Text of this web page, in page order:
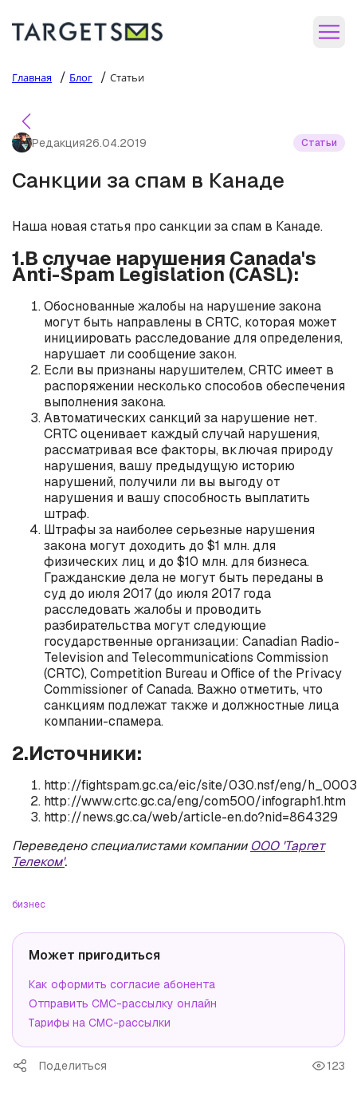
Главная / Блог / Статьи
Редакция26.04.2019 Статьи
Санкции за спам в Канаде
Наша новая статья про санкции за спам в Канаде.
1.В случае нарушения Canada's
Anti-Spam Legislation (CASL):
Обоснованные жалобы на нарушение закона
могут быть направлены в CRTC, которая может
инициировать расследование для определения,
нарушает ли сообщение закон.
Если вы признаны нарушителем, CRTC имеет в
распоряжении несколько способов обеспечения
выполнения закона.
Автоматических санкций за нарушение нет.
CRTC оценивает каждый случай нарушения,
рассматривая все факторы, включая природу
нарушения, вашу предыдущую историю
нарушений, получили ли вы выгоду от
нарушения и вашу способность выплатить
штраф.
Штрафы за наиболее серьезные нарушения
закона могут доходить до $1 млн. для
физических лиц и до $10 млн. для бизнеса.
Гражданские дела не могут быть переданы в
суд до июля 2017 (до июля 2017 года
расследовать жалобы и проводить
разбирательства могут следующие
государственные организации: Canadian Radio-
Television and Telecommunications Commission
(CRTC), Competition Bureau и Office of the Privacy
Commissioner of Canada. Важно отметить, что
санкциям подлежат также и должностные лица
компании-спамера.
2.Источники:
http://fightspam.gc.ca/eic/site/030.nsf/eng/
http://www.crtc.gc.ca/eng/com500/infograph1.htm
http://news.gc.ca/web/article-en.do?nid=864329
Переведено специалистами компанииООО 'Таргет
Телеком'.
бизнес
Может пригодиться
Как оформить согласие абонента
Отправить СМС-рассылку онлайн
Тарифы на СМС-рассылки
Поделиться 123